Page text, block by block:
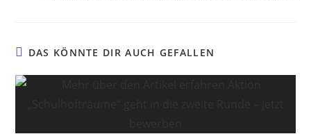
DAS KÖNNTE DIR AUCH GEFALLEN